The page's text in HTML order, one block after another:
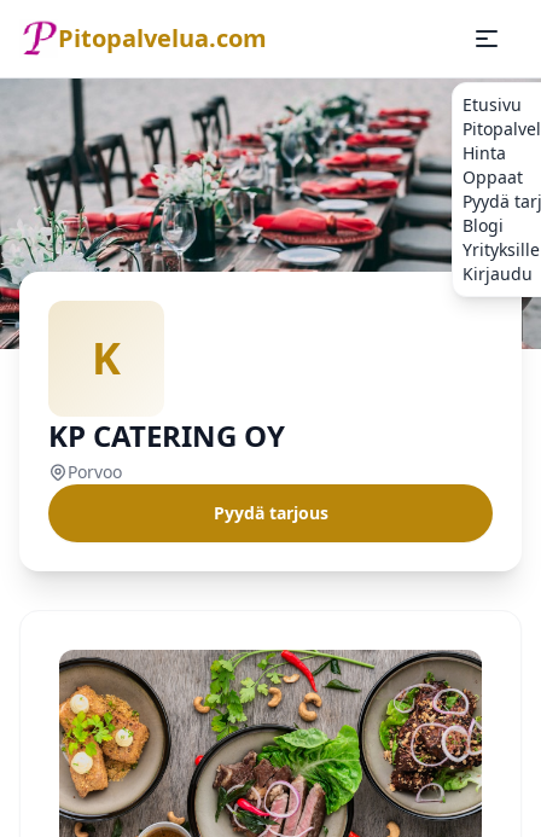
Pitopalvelua.com
Etusivu
Hinta
Oppaat
Pyydä
Blogi
Yrityksille
Kirjaudu
Etusivu
Pitopalvelu
K
KP CATERING OY
Porvoo
Pyydä tarjous